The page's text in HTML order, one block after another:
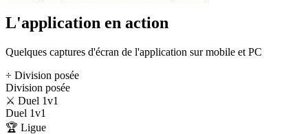
L'application en action
Quelques captures d'écran de l'application sur mobile et PC
÷ Division posée
Division posée
⚔️ Duel 1v1
Duel 1v1
🏆 Ligue